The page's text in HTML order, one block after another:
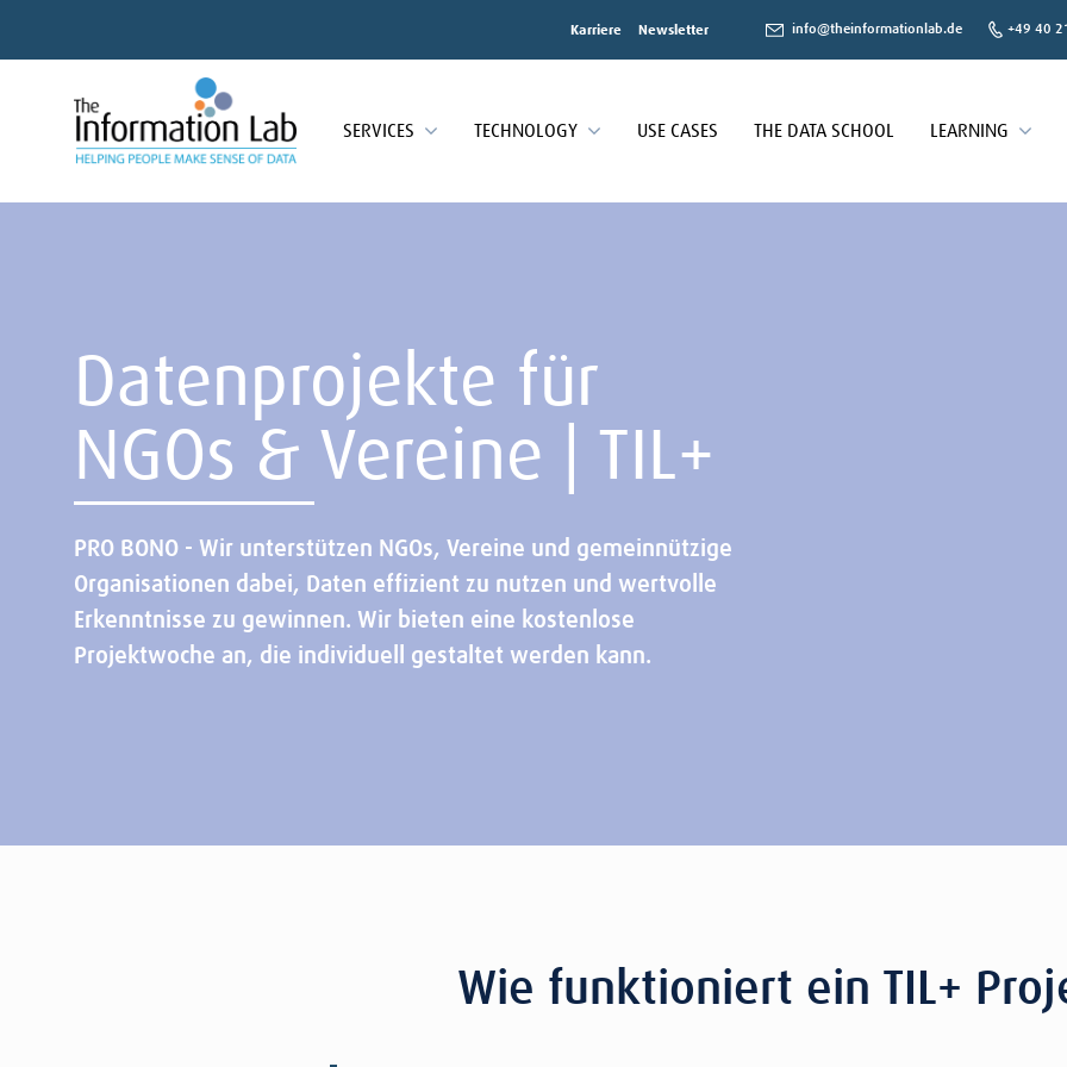
Karriere Newsletter info@theinformationlab.de +49 40
SERVICES TECHNOLOGY USE CASES THE DATA SCHOOL LEARNING
Datenprojekte für
NGOs & Vereine | TIL+
PRO BONO - Wir unterstützen NGOs, Vereine und gemeinnützige
Organisationen dabei, Daten effizient zu nutzen und wertvolle
Erkenntnisse zu gewinnen. Wir bieten eine kostenlose
Projektwoche an, die individuell gestaltet werden kann.
Wie funktioniert ein TIL+